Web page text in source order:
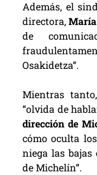
Además, el
directora,María
de
Osakidetza”.
Mientras
“olvida de
dirección de
cómo oculta
niega las bajas
de Michelín”.